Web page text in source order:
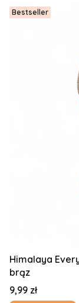
Bestseller
Himalaya
brąz
Cena
9,99 zł